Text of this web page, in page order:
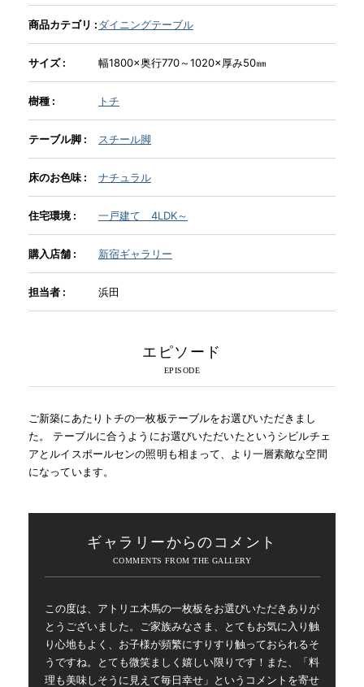
新入荷情報
納品事例
INFORMATION
MOKUBA CHANNEL
よくあるご質問
商品カテゴリ :ダイニングテーブル
サイズ : 幅1800×奥行770～1020×厚み50㎜
樹種 : トチ
テーブル脚 : スチール脚
床のお色味 : ナチュラル
住宅環境 : 一戸建て 4LDK～
購入店舗 : 新宿ギャラリー
担当者 : 浜田
エピソード
ご新築にあたりトチの一枚板テーブルをお選びいただきまし
た。 テーブルに合うようにお選びいただいたというシビルチェ
アとルイスポールセンの照明も相まって、より一層素敵な空間
になっています。
ギャラリーからのコメント
この度は、アトリエ木馬の一枚板をお選びいただきありが
とうございました。ご家族みなさま、とてもお気に入り触
り心地もよく、お子様が頻繁にすりすり触っておられるそ
うですね。とても微笑ましく嬉しい限りです！また、「料
理も美味しそうに見えて毎日幸せ」というコメントを寄せ